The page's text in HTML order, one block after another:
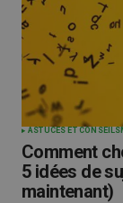
ASTUCES ET CONSEILS
Comment
5 idées de
maintenant)